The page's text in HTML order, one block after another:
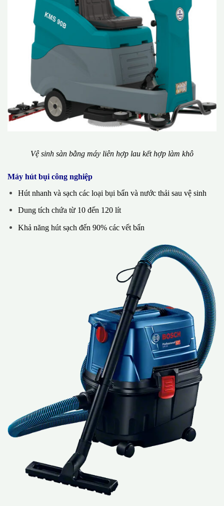
Vệ sinh sàn bằng máy liên hợp lau kết hợp làm khô
Máy hút bụi công nghiệp
Hút nhanh và sạch các loại bụi bẩn và nước thải sau vệ sinh
Dung tích chứa từ 10 đến 120 lít
Khả năng hút sạch đến 90% các vết bẩn